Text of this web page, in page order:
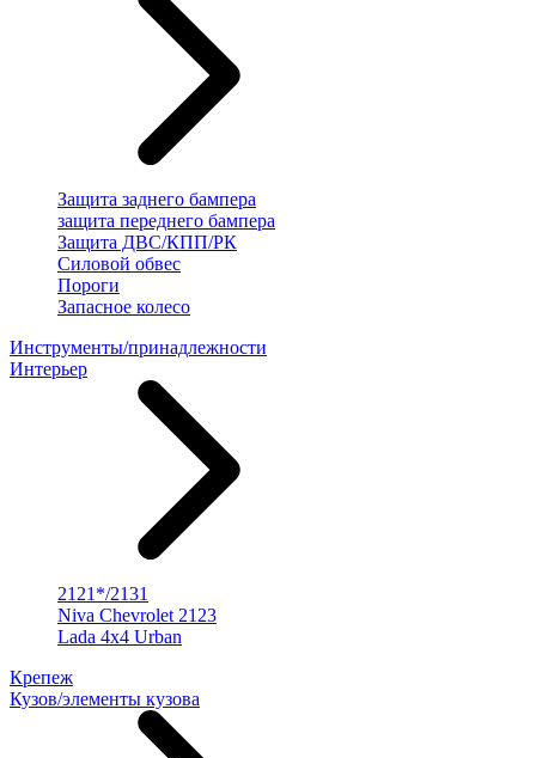
Защита заднего бампера
защита переднего бампера
Защита ДВС/КПП/РК
Силовой обвес
Пороги
Запасное колесо
Инструменты/принадлежности
Интерьер
2121*/2131
Niva Chevrolet 2123
Lada 4x4 Urban
Крепеж
Кузов/элементы кузова